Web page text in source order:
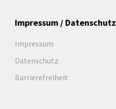
Impressum / Datenschutz
Impressum
Datenschutz
Barrierefreiheit